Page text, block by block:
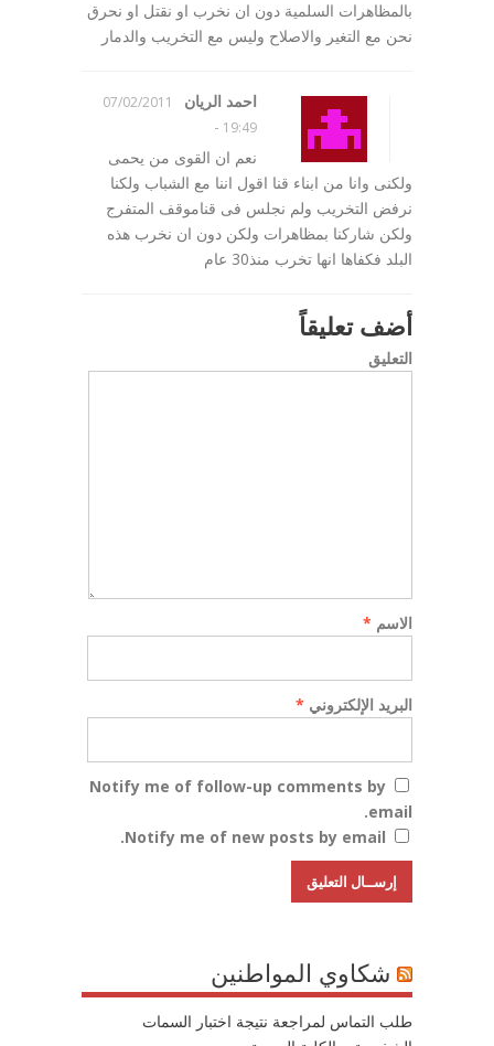
بالمظاهرات السلمية دون ان نخرب او نقتل او نحرق
نحن مع التغير والاصلاح وليس مع التخريب والدمار
احمد الريان
07/02/2011
19:49
-
نعم ان القوى من يحمى
ولكنى وانا من ابناء قنا اقول اننا مع الشباب ولكنا
نرفض التخريب ولم نجلس فى قناموقف المتفرج
ولكن شاركنا بمظاهرات ولكن دون ان نخرب هذه
البلد فكفاها انها تخرب منذ30 عام
أضف تعليقاً
التعليق
الاسم *
البريد الإلكتروني *
Notify me of follow-up comments by
email.
Notify me of new posts by email.
شكاوي المواطنين
طلب التماس لمراجعة نتيجة اختبار السمات